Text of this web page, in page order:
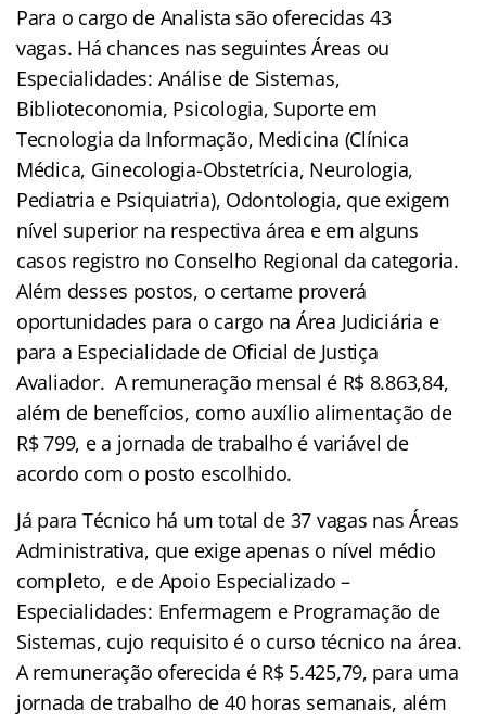
Para o cargo de Analista são oferecidas 43
vagas. Há chances nas seguintes Áreas ou
Especialidades: Análise de Sistemas,
Biblioteconomia, Psicologia, Suporte em
Tecnologia da Informação, Medicina (Clínica
Médica, Ginecologia-Obstetrícia, Neurologia,
Pediatria e Psiquiatria), Odontologia, que exigem
nível superior na respectiva área e em alguns
casos registro no Conselho Regional da categoria.
Além desses postos, o certame proverá
oportunidades para o cargo na Área Judiciária e
para a Especialidade de Oficial de Justiça
Avaliador. A remuneração mensal é R$ 8.863,84,
além de benefícios, como auxílio alimentação de
R$ 799, e a jornada de trabalho é variável de
acordo com o posto escolhido.
Já para Técnico há um total de 37 vagas nas Áreas
Administrativa, que exige apenas o nível médio
completo, e de Apoio Especializado –
Especialidades: Enfermagem e Programação de
Sistemas, cujo requisito é o curso técnico na área.
A remuneração oferecida é R$ 5.425,79, para uma
jornada de trabalho de 40 horas semanais, além